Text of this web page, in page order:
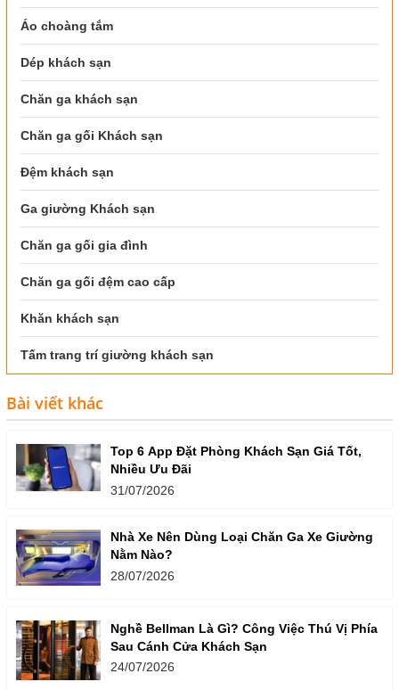
Áo choàng tắm
Dép khách sạn
Chăn ga khách sạn
Chăn ga gối Khách sạn
Đệm khách sạn
Ga giường Khách sạn
Chăn ga gối gia đình
Chăn ga gối đệm cao cấp
Khăn khách sạn
Tấm trang trí giường khách sạn
Bài viết khác
Top 6 App Đặt Phòng Khách Sạn Giá Tốt,
Nhiều Ưu Đãi
31/07/2026
Nhà Xe Nên Dùng Loại Chăn Ga Xe Giường
Nằm Nào?
28/07/2026
Nghề Bellman Là Gì? Công Việc Thú Vị Phía
Sau Cánh Cửa Khách Sạn
24/07/2026